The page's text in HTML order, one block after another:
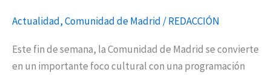
Actualidad,Comunidad de Madrid/REDACCIÓN
Este fin de semana, la Comunidad de Madrid se convierte
en un importante foco cultural con una programación
oferta
cultural